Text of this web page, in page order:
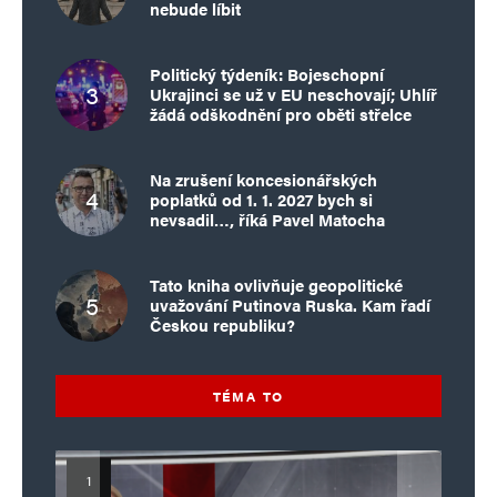
nebude líbit
Politický týdeník: Bojeschopní
Ukrajinci se už v EU neschovají; Uhlíř
žádá odškodnění pro oběti střelce
Na zrušení koncesionářských
poplatků od 1. 1. 2027 bych si
nevsadil…, říká Pavel Matocha
Tato kniha ovlivňuje geopolitické
uvažování Putinova Ruska. Kam řadí
Českou republiku?
TÉMA TO